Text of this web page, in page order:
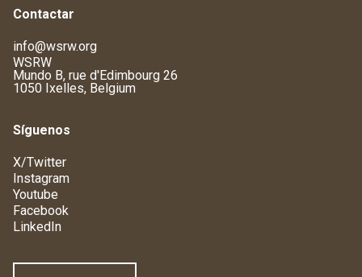
Contactar
info@wsrw.org
WSRW
Mundo B, rue d'Edimbourg 26
1050 Ixelles, Belgium
Síguenos
X/Twitter
Instagram
Youtube
Facebook
LinkedIn